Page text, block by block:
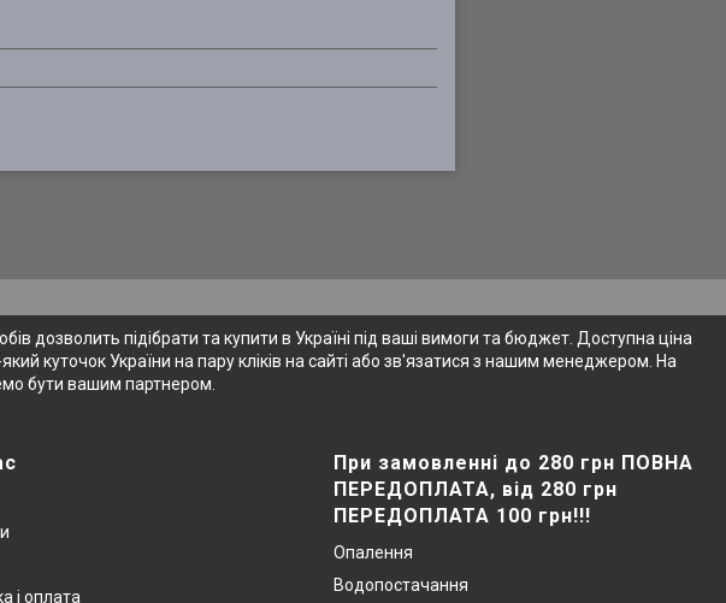
дозволить підібрати та купити в Україні під ваші вимоги та бюджет. Доступна ціна
куточок України на пару кліків на сайті або зв'язатися з нашим менеджером. На
бути вашим партнером.
і оплата
При замовленні до 280 грн ПОВНА
ПЕРЕДОПЛАТА, від 280 грн
ПЕРЕДОПЛАТА 100 грн!!!
Опалення
Водопостачання